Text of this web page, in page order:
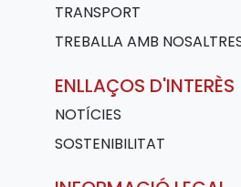
TRANSPORT
TREBALLA AMB
ENLLAÇOS D'INTERÈS
NOTÍCIES
SOSTENIBILITAT